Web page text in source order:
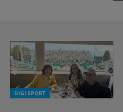
DIGI SPORT